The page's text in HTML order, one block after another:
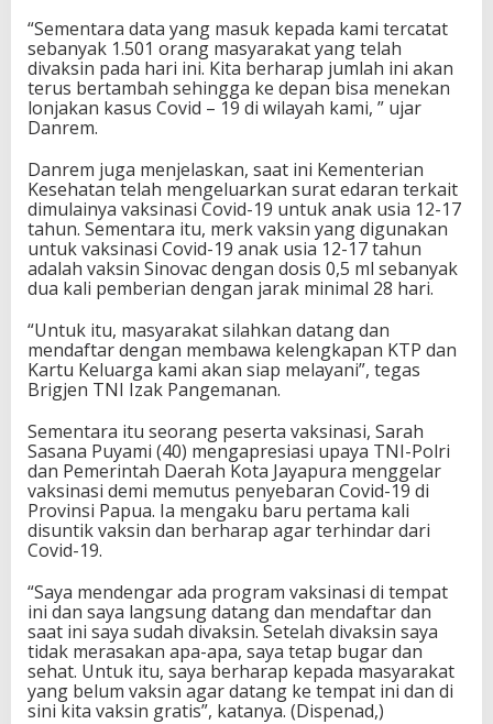
“Sementara data yang masuk kepada kami tercatat
sebanyak 1.501 orang masyarakat yang telah
divaksin pada hari ini. Kita berharap jumlah ini akan
terus bertambah sehingga ke depan bisa menekan
lonjakan kasus Covid – 19 di wilayah kami, ” ujar
Danrem.
Danrem juga menjelaskan, saat ini Kementerian
Kesehatan telah mengeluarkan surat edaran terkait
dimulainya vaksinasi Covid-19 untuk anak usia 12-17
tahun. Sementara itu, merk vaksin yang digunakan
untuk vaksinasi Covid-19 anak usia 12-17 tahun
adalah vaksin Sinovac dengan dosis 0,5 ml sebanyak
dua kali pemberian dengan jarak minimal 28 hari.
“Untuk itu, masyarakat silahkan datang dan
mendaftar dengan membawa kelengkapan KTP dan
Kartu Keluarga kami akan siap melayani”, tegas
Brigjen TNI Izak Pangemanan.
Sementara itu seorang peserta vaksinasi, Sarah
Sasana Puyami (40) mengapresiasi upaya TNI-Polri
dan Pemerintah Daerah Kota Jayapura menggelar
vaksinasi demi memutus penyebaran Covid-19 di
Provinsi Papua. Ia mengaku baru pertama kali
disuntik vaksin dan berharap agar terhindar dari
Covid-19.
“Saya mendengar ada program vaksinasi di tempat
ini dan saya langsung datang dan mendaftar dan
saat ini saya sudah divaksin. Setelah divaksin saya
tidak merasakan apa-apa, saya tetap bugar dan
sehat. Untuk itu, saya berharap kepada masyarakat
yang belum vaksin agar datang ke tempat ini dan di
sini kita vaksin gratis”, katanya. (Dispenad,)